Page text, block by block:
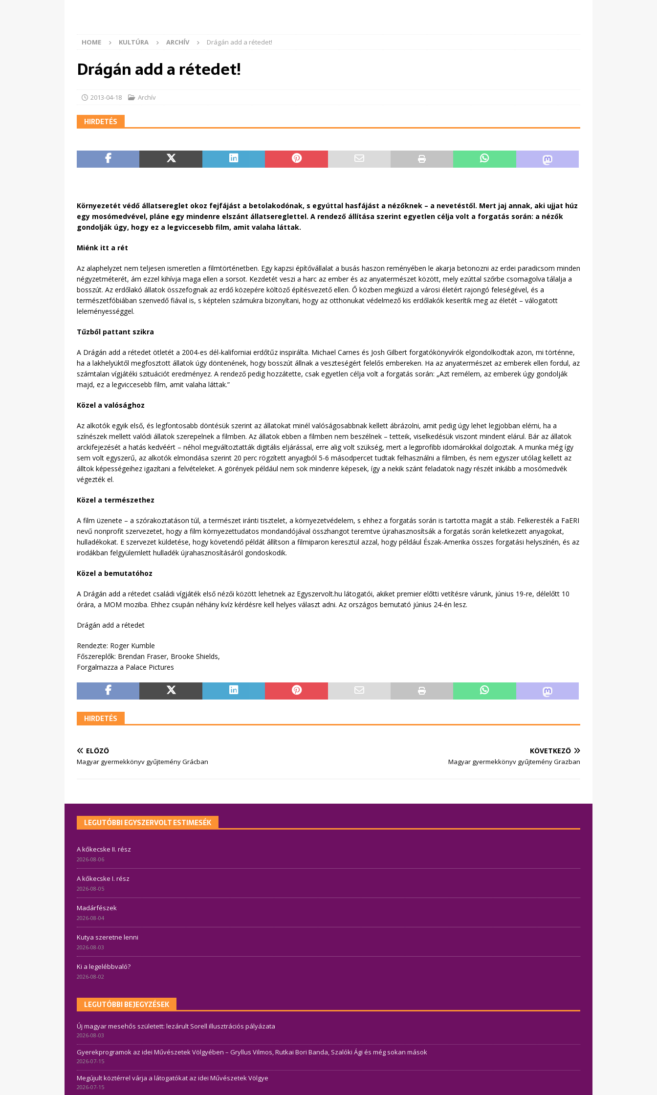
HOME KULTÚRA ARCHÍV Drágán add a rétedet!
Drágán add a rétedet!
2013-04-18 Archív
HIRDETÉS
Környezetét védő állatsereglet okoz fejfájást a betolakodónak, s egyúttal hasfájást a nézőknek – a nevetéstől. Mert jaj annak, aki ujjat húz
egy mosómedvével, pláne egy mindenre elszánt állatsereglettel. A rendező állítása szerint egyetlen célja volt a forgatás során: a nézők
gondolják úgy, hogy ez a legviccesebb film, amit valaha láttak.
Miénk itt a rét
Az alaphelyzet nem teljesen ismeretlen a filmtörténetben. Egy kapzsi építővállalat a busás haszon reményében le akarja betonozni az erdei paradicsom minden
négyzetméterét, ám ezzel kihívja maga ellen a sorsot. Kezdetét veszi a harc az ember és az anyatermészet között, mely ezúttal szőrbe csomagolva tálalja a
bosszút. Az erdőlakó állatok összefognak az erdő közepére költöző építésvezető ellen. Ő közben megküzd a városi életért rajongó feleségével, és a
természetfóbiában szenvedő fiával is, s képtelen számukra bizonyítani, hogy az otthonukat védelmező kis erdőlakók keserítik meg az életét – válogatott
leleményességgel.
Tűzből pattant szikra
A Drágán add a rétedet ötletét a 2004-es dél-kaliforniai erdőtűz inspirálta. Michael Carnes és Josh Gilbert forgatókönyvírók elgondolkodtak azon, mi történne,
ha a lakhelyüktől megfosztott állatok úgy döntenének, hogy bosszút állnak a veszteségért felelős embereken. Ha az anyatermészet az emberek ellen fordul, az
számtalan vígjátéki szituációt eredményez. A rendező pedig hozzátette, csak egyetlen célja volt a forgatás során: „Azt remélem, az emberek úgy gondolják
majd, ez a legviccesebb film, amit valaha láttak.”
Közel a valósághoz
Az alkotók egyik első, és legfontosabb döntésük szerint az állatokat minél valóságosabbnak kellett ábrázolni, amit pedig úgy lehet legjobban elérni, ha a
színészek mellett valódi állatok szerepelnek a filmben. Az állatok ebben a filmben nem beszélnek – tetteik, viselkedésük viszont mindent elárul. Bár az állatok
arckifejezését a hatás kedvéért – néhol megváltoztatták digitális eljárással, erre alig volt szükség, mert a legprofibb idomárokkal dolgoztak. A munka még így
sem volt egyszerű, az alkotók elmondása szerint 20 perc rögzített anyagból 5-6 másodpercet tudtak felhasználni a filmben, és nem egyszer utólag kellett az
álltok képességeihez igazítani a felvételeket. A görények például nem sok mindenre képesek, így a nekik szánt feladatok nagy részét inkább a mosómedvék
végezték el.
Közel a természethez
A film üzenete – a szórakoztatáson túl, a természet iránti tisztelet, a környezetvédelem, s ehhez a forgatás során is tartotta magát a stáb. Felkeresték a FaERI
nevű nonprofit szervezetet, hogy a film környezettudatos mondandójával összhangot teremtve újrahasznosítsák a forgatás során keletkezett anyagokat,
hulladékokat. E szervezet küldetése, hogy követendő példát állítson a filmiparon keresztül azzal, hogy például Észak-Amerika összes forgatási helyszínén, és az
irodákban felgyülemlett hulladék újrahasznosításáról gondoskodik.
Közel a bemutatóhoz
A Drágán add a rétedet családi vígjáték első nézői között lehetnek az Egyszervolt.hu látogatói, akiket premier előtti vetítésre várunk, június 19-re, délelőtt 10
órára, a MOM moziba. Ehhez csupán néhány kvíz kérdésre kell helyes választ adni. Az országos bemutató június 24-én lesz.
Drágán add a rétedet
Rendezte: Roger Kumble
Főszereplők: Brendan Fraser, Brooke Shields,
Forgalmazza a Palace Pictures
HIRDETÉS
ELŐZŐ
Magyar gyermekkönyv gyűjtemény Grácban
KÖVETKEZŐ
Magyar gyermekkönyv gyűjtemény Grazban
LEGUTÓBBI EGYSZERVOLT ESTIMESÉK
A kőkecske II. rész
2026-08-06
A kőkecske I. rész
2026-08-05
Madárfészek
2026-08-04
Kutya szeretne lenni
2026-08-03
Ki a legelébbvaló?
2026-08-02
LEGUTÓBBI BEJEGYZÉSEK
Új magyar mesehős született: lezárult Sorell illusztrációs pályázata
2026-08-03
Gyerekprogramok az idei Művészetek Völgyében – Gryllus Vilmos, Rutkai Bori Banda, Szalóki Ági és még sokan mások
2026-07-15
Megújult köztérrel várja a látogatókat az idei Művészetek Völgye
2026-07-15